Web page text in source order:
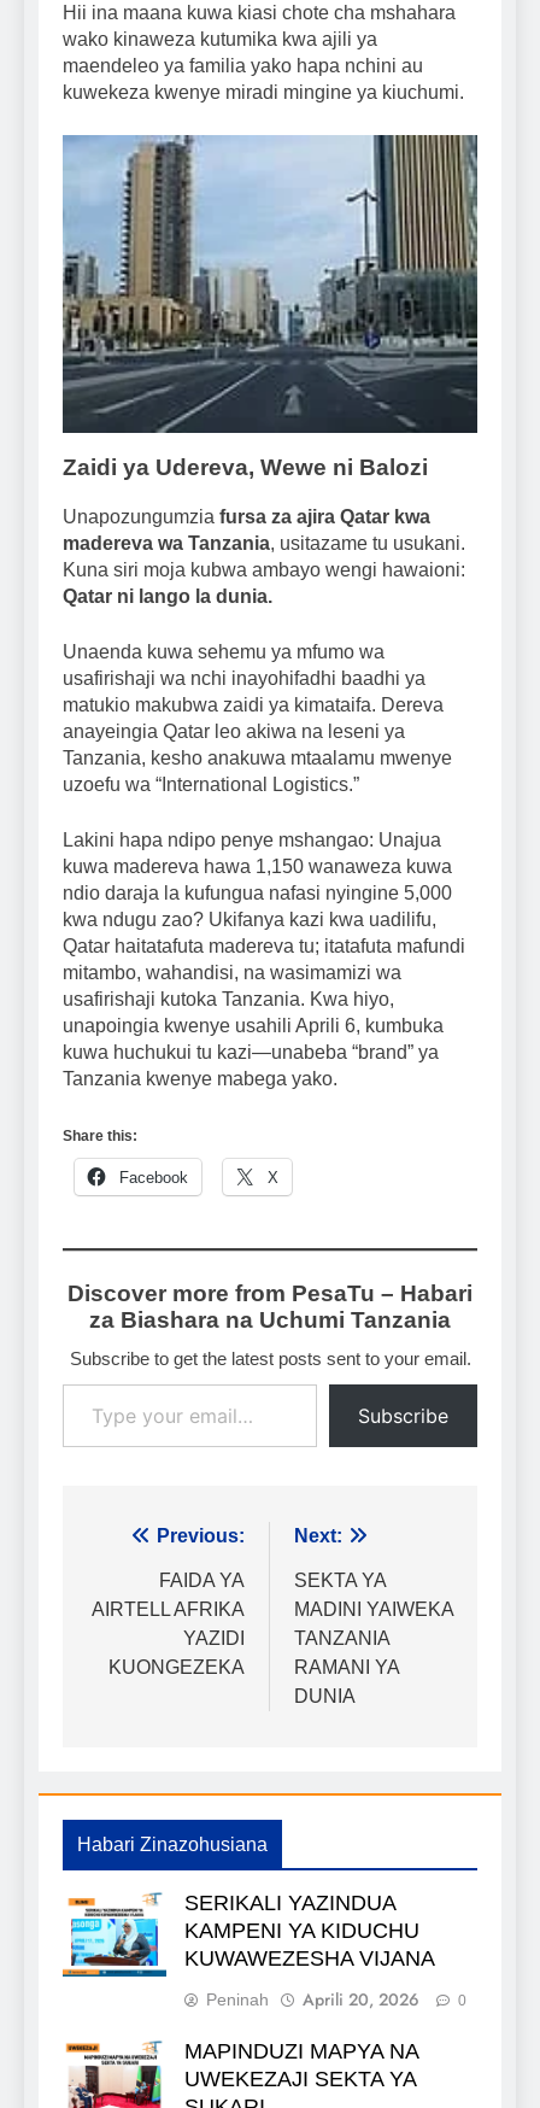
Hii ina maana kuwa kiasi chote cha mshahara
wako kinaweza kutumika kwa ajili ya
maendeleo ya familia yako hapa nchini au
kuwekeza kwenye miradi mingine ya kiuchumi.
Zaidi ya Udereva, Wewe ni Balozi
Unapozungumzia fursa za ajira Qatar kwa
madereva wa Tanzania, usitazame tu usukani.
Kuna siri moja kubwa ambayo wengi hawaioni:
Qatar ni lango la dunia.
Unaenda kuwa sehemu ya mfumo wa
usafirishaji wa nchi inayohifadhi baadhi ya
matukio makubwa zaidi ya kimataifa. Dereva
anayeingia Qatar leo akiwa na leseni ya
Tanzania, kesho anakuwa mtaalamu mwenye
uzoefu wa “International Logistics.”
Lakini hapa ndipo penye mshangao: Unajua
kuwa madereva hawa 1,150 wanaweza kuwa
ndio daraja la kufungua nafasi nyingine 5,000
kwa ndugu zao? Ukifanya kazi kwa uadilifu,
Qatar haitatafuta madereva tu; itatafuta mafundi
mitambo, wahandisi, na wasimamizi wa
usafirishaji kutoka Tanzania. Kwa hiyo,
unapoingia kwenye usahili Aprili 6, kumbuka
kuwa huchukui tu kazi—unabeba “brand” ya
Tanzania kwenye mabega yako.
Share this:
Facebook X
Discover more from PesaTu – Habari
za Biashara na Uchumi Tanzania
Subscribe to get the latest posts sent to your email.
Type your email…
Subscribe
Urambazaji
chapisho
Previous:
FAIDA YA
AIRTELL AFRIKA
YAZIDI
KUONGEZEKA
Next:
SEKTA YA
MADINI YAIWEKA
TANZANIA
RAMANI YA
DUNIA
Habari Zinazohusiana
SERIKALI YAZINDUA
KAMPENI YA KIDUCHU
KUWAWEZESHA VIJANA
Peninah Aprili 20, 2026 0
MAPINDUZI MAPYA NA
UWEKEZAJI SEKTA YA